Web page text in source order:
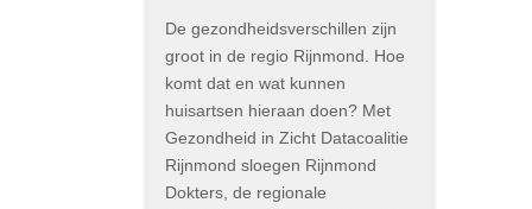
De gezondheidsverschillen zijn
groot in de regio Rijnmond. Hoe
komt dat en wat kunnen
huisartsen hieraan doen? Met
Gezondheid in Zicht Datacoalitie
Rijnmond sloegen Rijnmond
Dokters, de regionale